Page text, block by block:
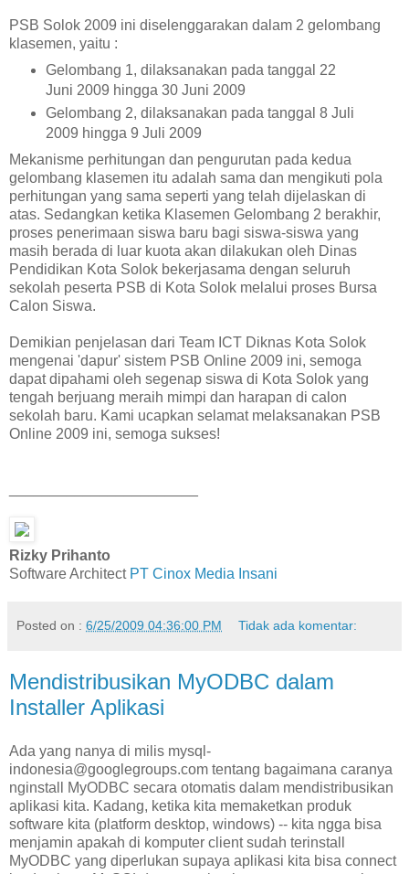
PSB Solok 2009 ini diselenggarakan dalam 2 gelombang
klasemen, yaitu :
Gelombang 1, dilaksanakan pada tanggal 22
Juni 2009 hingga 30 Juni 2009
Gelombang 2, dilaksanakan pada tanggal 8 Juli
2009 hingga 9 Juli 2009
Mekanisme perhitungan dan pengurutan pada kedua
gelombang klasemen itu adalah sama dan mengikuti pola
perhitungan yang sama seperti yang telah dijelaskan di
atas. Sedangkan ketika Klasemen Gelombang 2 berakhir,
proses penerimaan siswa baru bagi siswa-siswa yang
masih berada di luar kuota akan dilakukan oleh Dinas
Pendidikan Kota Solok bekerjasama dengan seluruh
sekolah peserta PSB di Kota Solok melalui proses Bursa
Calon Siswa.
Demikian penjelasan dari Team ICT Diknas Kota Solok
mengenai 'dapur' sistem PSB Online 2009 ini, semoga
dapat dipahami oleh segenap siswa di Kota Solok yang
tengah berjuang meraih mimpi dan harapan di calon
sekolah baru. Kami ucapkan selamat melaksanakan PSB
Online 2009 ini, semoga sukses!
Rizky Prihanto
Software Architect PT Cinox Media Insani
Posted on : 6/25/2009 04:36:00 PM Tidak ada komentar:
Mendistribusikan MyODBC dalam
Installer Aplikasi
Ada yang nanya di milis mysql-
indonesia@googlegroups.com tentang bagaimana caranya
nginstall MyODBC secara otomatis dalam mendistribusikan
aplikasi kita. Kadang, ketika kita memaketkan produk
software kita (platform desktop, windows) -- kita ngga bisa
menjamin apakah di komputer client sudah terinstall
MyODBC yang diperlukan supaya aplikasi kita bisa connect